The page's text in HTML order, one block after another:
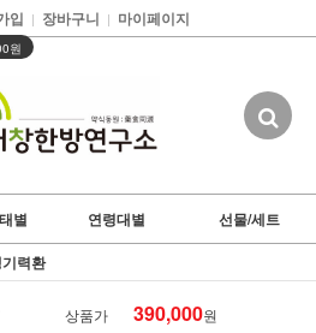
입 |
원
장바구니 | 마이페이지
별 연령대별
선물/세트
력환
상품가 390,000원